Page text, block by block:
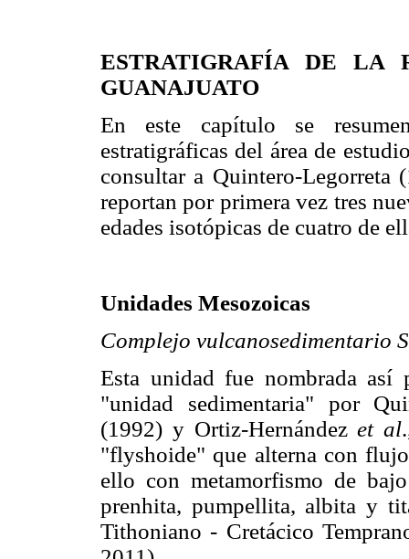
ESTRATIGRAFÍA DE LA
GUANAJUATO
En este capítulo se
estratigráficas del área de
consultar a Quintero-Legorreta
reportan por primera vez tres
edades isotópicas de cuatro de
Unidades Mesozoicas
Complejo vulcanosedimentario
Esta unidad fue nombrada así
"unidad sedimentaria" por
(1992) y Ortiz-Hernándezet al
"flyshoide" que alterna con
ello con metamorfismo de
prenhita, pumpellita, albita y
Tithoniano - Cretácico